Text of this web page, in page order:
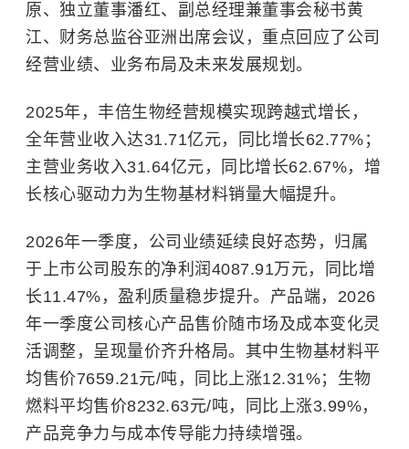
原、独立董事潘红、副总经理兼董事会秘书黄
江、财务总监谷亚洲出席会议，重点回应了公司
经营业绩、业务布局及未来发展规划。
2025年，丰倍生物经营规模实现跨越式增长，
全年营业收入达31.71亿元，同比增长62.77%；
主营业务收入31.64亿元，同比增长62.67%，增
长核心驱动力为生物基材料销量大幅提升。
2026年一季度，公司业绩延续良好态势，归属
于上市公司股东的净利润4087.91万元，同比增
长11.47%，盈利质量稳步提升。产品端，2026
年一季度公司核心产品售价随市场及成本变化灵
活调整，呈现量价齐升格局。其中生物基材料平
均售价7659.21元/吨，同比上涨12.31%；生物
燃料平均售价8232.63元/吨，同比上涨3.99%，
产品竞争力与成本传导能力持续增强。